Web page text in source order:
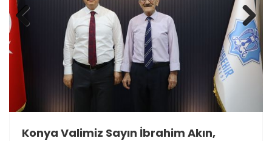
Previous Next
Konya Valimiz Sayın İbrahim Akın,